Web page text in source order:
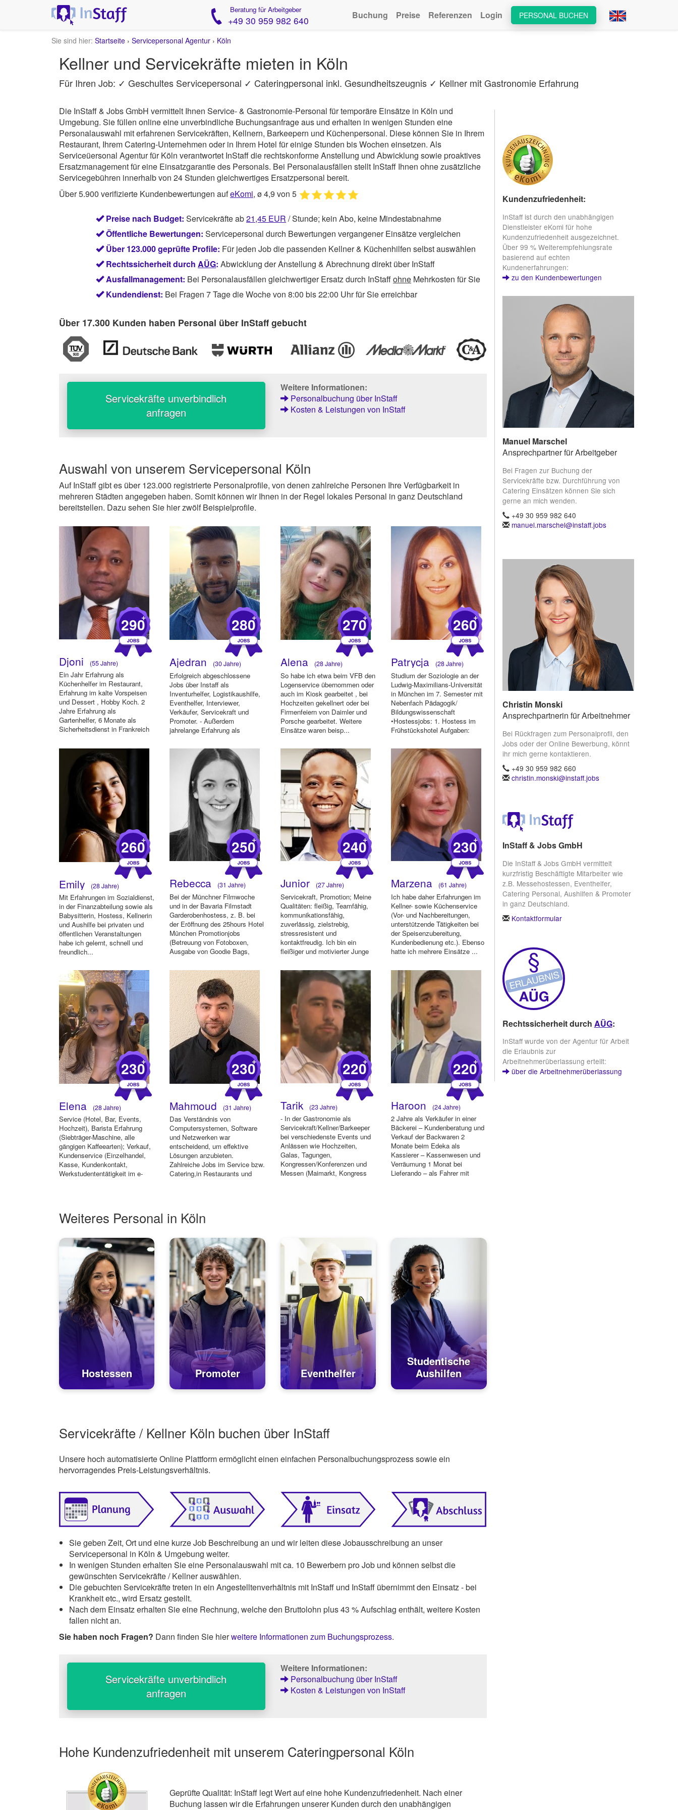
Beratung für Arbeitgeber
+49 30 959 982 640 PERSONAL BUCHEN
Buchung Preise Referenzen Login
Sie sind hier: Startseite › Servicepersonal Agentur › Köln
Kellner und Servicekräfte mieten in Köln
Für Ihren Job: ✓ Geschultes Servicepersonal ✓ Cateringpersonal inkl. Gesundheitszeugnis ✓ Kellner mit Gastronomie Erfahrung
Die InStaff & Jobs GmbH vermittelt Ihnen Service- & Gastronomie-Personal für temporäre Einsätze in Köln und
Umgebung. Sie füllen online eine unverbindliche Buchungsanfrage aus und erhalten in wenigen Stunden eine
Personalauswahl mit erfahrenen Servicekräften, Kellnern, Barkeepern und Küchenpersonal. Diese können Sie in Ihrem
Restaurant, Ihrem Catering-Unternehmen oder in Ihrem Hotel für einige Stunden bis Wochen einsetzen. Als
Serviceüersonal Agentur für Köln verantwortet InStaffdie rechtskonforme Anstellung und Abwicklung sowie proaktives
Ersatzmanagement für eine Einsatzgarantie des Personals. Bei Personalausfällen stellt InStaff Ihnen ohne zusätzliche
Servicegebühren innerhalb von 24 Stunden gleichwertiges Ersatzpersonal bereit.
Über 5.900 verifizierte Kundenbewertungen aufeKomi, ø 4,9 von 5
Preise nach Budget: Servicekräfte ab21,45 EUR / Stunde; kein Abo, keine Mindestabnahme
Öffentliche Bewertungen: Servicepersonal durch Bewertungen vergangener Einsätze vergleichen
Über 123.000 geprüfte Profile: Für jeden Job die passenden Kellner & Küchenhilfen selbst auswählen
Rechtssicherheit durchAÜG: Abwicklung der Anstellung & Abrechnung direkt über InStaff
Ausfallmanagement: Bei Personalausfällen gleichwertiger Ersatz durch InStaffohne Mehrkosten für Sie
Kundendienst: Bei Fragen 7 Tage die Woche von 8:00 bis 22:00 Uhr für Sie erreichbar
Über 17.300 Kunden haben Personal über InStaff gebucht
Servicekräfte unverbindlich
anfragen
Weitere Informationen:
Personalbuchung über InStaff
Kosten & Leistungen von InStaff
Auswahl von unserem Servicepersonal Köln
Auf InStaff gibt es über 123.000 registrierte Personalprofile, von denen zahlreiche Personen Ihre Verfügbarkeit in
mehreren Städten angegeben haben. Somit können wir Ihnen in der Regel lokales Personal in ganz Deutschland
bereitstellen. Dazu sehen Sie hier zwölf Beispielprofile.
290
+
Djoni (55 Jahre)
Ein Jahr Erfahrung als
Küchenhelfer im Restaurant,
Erfahrung im kalte Vorspeisen
und Dessert , Hobby Koch. 2
Jahre Erfahrung als
Gartenhelfer, 6 Monate als
Sicherheitsdienst in Frankreich
280
+
Ajedran (30 Jahre)
Erfolgreich abgeschlossene
Jobs über Instaff als
Inventurhelfer, Logistikaushilfe,
Eventhelfer, Interviewer,
Verkäufer, Servicekraft und
Promoter. - Außerdem
jahrelange Erfahrung als
270
+
Alena (28 Jahre)
So habe ich etwa beim VFB den
Logenservice übernommen oder
auch im Kiosk gearbeitet , bei
Hochzeiten gekellnert oder bei
Firmenfeiern von Daimler und
Porsche gearbeitet. Weitere
Einsätze waren beisp...
260
+
Patrycja (28 Jahre)
Studium der Soziologie an der
Ludwig-Maximilians-Universität
in München im 7. Semester mit
Nebenfach Pädagogik/
Bildungswissenschaft
•Hostessjobs: 1. Hostess im
Frühstückshotel Aufgaben:
260
+
Emily (28 Jahre)
Mit Erfahrungen im Sozialdienst,
in der Finanzabteilung sowie als
Babysitterin, Hostess, Kellnerin
und Aushilfe bei privaten und
öffentlichen Veranstaltungen
habe ich gelernt, schnell und
freundlich...
250
+
Rebecca (31 Jahre)
Bei der Münchner Filmwoche
und in der Bavaria Filmstadt
Garderobenhostess, z. B. bei
der Eröffnung des 25hours Hotel
München Promotionjobs
(Betreuung von Fotoboxen,
Ausgabe von Goodie Bags,
240
+
Junior (27 Jahre)
Servicekraft, Promotion; Meine
Qualitäten: fleißig, Teamfähig,
kommunikationsfähig,
zuverlässig, zielstrebig,
stressresistent und
kontaktfreudig. Ich bin ein
fleißiger und motivierter Junge
230
+
Marzena (61 Jahre)
Ich habe daher Erfahrungen im
Kellner- sowie Küchenservice
(Vor- und Nachbereitungen,
unterstützende Tätigkeiten bei
der Speisenzubereitung,
Kundenbedienung etc.). Ebenso
hatte ich mehrere Einsätze ...
230
+
Elena (28 Jahre)
Service (Hotel, Bar, Events,
Hochzeit), Barista Erfahrung
(Siebträger-Maschine, alle
gängigen Kaffeearten); Verkauf,
Kundenservice (Einzelhandel,
Kasse, Kundenkontakt,
Werkstudententätigkeit im e-
230
+
Mahmoud (31 Jahre)
Das Verständnis von
Computersystemen, Software
und Netzwerken war
entscheidend, um effektive
Lösungen anzubieten.
Zahlreiche Jobs im Service bzw.
Catering,in Restaurants und
220
+
Tarik (23 Jahre)
- In der Gastronomie als
Servicekraft/Kellner/Barkeeper
bei verschiedenste Events und
Anlässen wie Hochzeiten,
Galas, Tagungen,
Kongressen/Konferenzen und
Messen (Maimarkt, Kongress
220
+
Haroon (24 Jahre)
2 Jahre als Verkäufer in einer
Bäckerei – Kundenberatung und
Verkauf der Backwaren 2
Monate beim Edeka als
Kassierer – Kassenwesen und
Verräumung 1 Monat bei
Lieferando – als Fahrer mit
Weiteres Personal in Köln
Hostessen Promoter Eventhelfer
Studentische
Aushilfen
Servicekräfte / Kellner Köln buchen über InStaff
Unsere hoch automatisierte Online Plattform ermöglicht einen einfachen Personalbuchungsprozess sowie ein
hervorragendes Preis-Leistungsverhältnis.
Sie geben Zeit, Ort und eine kurze Job Beschreibung an und wir leiten diese Jobausschreibung an unser
Servicepersonal in Köln & Umgebung weiter.
In wenigen Stunden erhalten Sie eine Personalauswahl mit ca. 10 Bewerbern pro Job und können selbst die
gewünschten Servicekräfte / Kellner auswählen.
Die gebuchten Servicekräfte treten in ein Angestelltenverhältnis mit InStaff und InStaff übernimmt den Einsatz - bei
Krankheit etc., wird Ersatz gestellt.
Nach dem Einsatz erhalten Sie eine Rechnung, welche den Bruttolohn plus 43 % Aufschlag enthält, weitere Kosten
fallen nicht an.
Sie haben noch Fragen? Dann finden Sie hierweitere Informationen zum Buchungsprozess.
Servicekräfte unverbindlich
anfragen
Weitere Informationen:
Personalbuchung über InStaff
Kosten & Leistungen von InStaff
Hohe Kundenzufriedenheit mit unserem Cateringpersonal Köln
Geprüfte Qualität: InStaff legt Wert auf eine hohe Kundenzufriedenheit. Nach einer
Buchung lassen wir die Erfahrungen unserer Kunden durch den unabhängigen
Kundenzufriedenheit:
InStaff ist durch den unabhängigen
Dienstleister eKomi für hohe
Kundenzufriedenheit ausgezeichnet.
Über 99 % Weiterempfehlungsrate
basierend auf echten
Kundenerfahrungen:
zu den Kundenbewertungen
Manuel Marschel
Ansprechpartner für Arbeitgeber
Bei Fragen zur Buchung der
Servicekräfte bzw. Durchführung von
Catering Einsätzen können Sie sich
gerne an mich wenden.
+49 30 959 982 640
manuel.marschel@instaff.jobs
Christin Monski
Ansprechpartnerin für Arbeitnehmer
Bei Rückfragen zum Personalprofil, den
Jobs oder der Online Bewerbung, könnt
ihr mich gerne kontaktieren.
+49 30 959 982 660
christin.monski@instaff.jobs
InStaff & Jobs GmbH
Die InStaff & Jobs GmbH vermittelt
kurzfristig Beschäftigte Mitarbeiter wie
z.B. Messehostessen, Eventhelfer,
Catering Personal, Aushilfen & Promoter
in ganz Deutschland.
Kontaktformular
Rechtssicherheit durch AÜG:
InStaff wurde von der Agentur für Arbeit
die Erlaubnis zur
Arbeitnehmerüberlassung erteilt:
über die Arbeitnehmerüberlassung